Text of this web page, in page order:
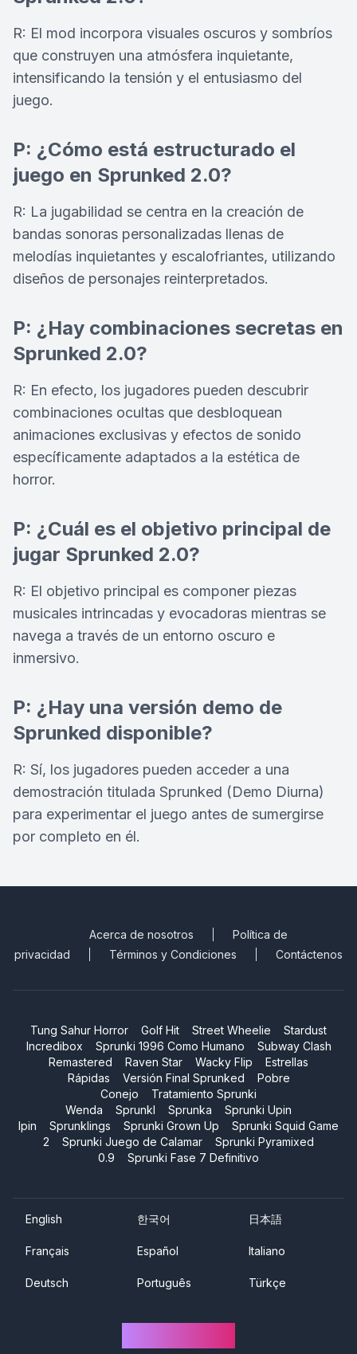
R: El mod incorpora visuales oscuros y sombríos
que construyen una atmósfera inquietante,
intensificando la tensión y el entusiasmo del
juego.
P: ¿Cómo está estructurado el
juego en Sprunked 2.0?
R: La jugabilidad se centra en la creación de
bandas sonoras personalizadas llenas de
melodías inquietantes y escalofriantes, utilizando
diseños de personajes reinterpretados.
P: ¿Hay combinaciones secretas en
Sprunked 2.0?
R: En efecto, los jugadores pueden descubrir
combinaciones ocultas que desbloquean
animaciones exclusivas y efectos de sonido
específicamente adaptados a la estética de
horror.
P: ¿Cuál es el objetivo principal de
jugar Sprunked 2.0?
R: El objetivo principal es componer piezas
musicales intrincadas y evocadoras mientras se
navega a través de un entorno oscuro e
inmersivo.
P: ¿Hay una versión demo de
Sprunked disponible?
R: Sí, los jugadores pueden acceder a una
demostración titulada Sprunked (Demo Diurna)
para experimentar el juego antes de sumergirse
por completo en él.
Acerca de nosotros
Política de
privacidad
Términos y Condiciones Contáctenos
Tung Sahur Horror Golf Hit Street Wheelie
Stardust
Incredibox
Sprunki 1996 Como Humano
Subway Clash
Remastered
Raven Star Wacky Flip
Estrellas
Rápidas
Versión Final Sprunked
Pobre
Conejo
Tratamiento Sprunki
Wenda
Sprunkl Sprunka
Sprunki Upin
Ipin
Sprunklings Sprunki Grown Up
Sprunki Squid Game
2
Sprunki Juego de Calamar
Sprunki Pyramixed
0.9
Sprunki Fase 7 Definitivo
English 한국어 日本語
Français Español Italiano
Deutsch Português Türkçe